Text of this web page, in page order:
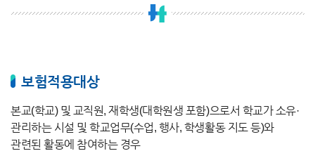
보험적용대상
본교(학교) 및 교직원, 재학생(대학원생 포함)으로서 학교가 소유·
관리하는 시설 및 학교업무(수업, 행사, 학생활동 지도 등)와
관련된 활동에 참여하는 경우